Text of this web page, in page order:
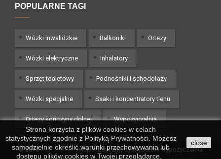
Strona korzysta z plików cookies w celach
statystycznych zgodnie z Polityką Prywatności. Możesz
samodzielnie określić warunki przechowywania lub
dostępu plików cookies w Twojej przeglądarce.
close
POPULARNE TAGI
Wózki inwalidzkie Balkoniki Ortezy
Wózki elektryczne Inhalatory
Sprzęt toaletowy Podnośniki i schodołazy
Wózki specjalne Ssaki i koncentratory tlenu
Ortezy kończyny dolnej Wypożyczalnia
© 2016Ortmedic.plsklep medyczny, dystrybutor i wypożyczalnia